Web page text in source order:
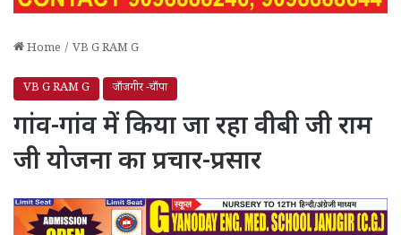
Home / VB G RAM G
VB G RAM G जाँजगीर -चाँपा
गांव-गांव में किया जा रहा वीबी जी राम
जी योजना का प्रचार-प्रसार